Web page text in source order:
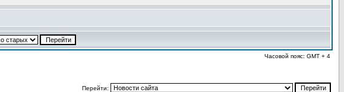
Часовой пояс: GMT + 4
Перейти: